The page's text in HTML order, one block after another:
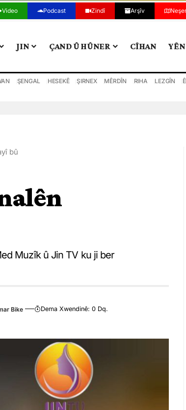
Video Podcast Zindî Arşîv
JIN ÇAND Û HÛNER CÎHAN
ŞENGAL HESEKÊ ŞIRNEX MÊRDÎN RIHA LEZGÎN
bû
Muzîk û Jin TV ku ji ber
Dema Xwendinê: 0 Dq.